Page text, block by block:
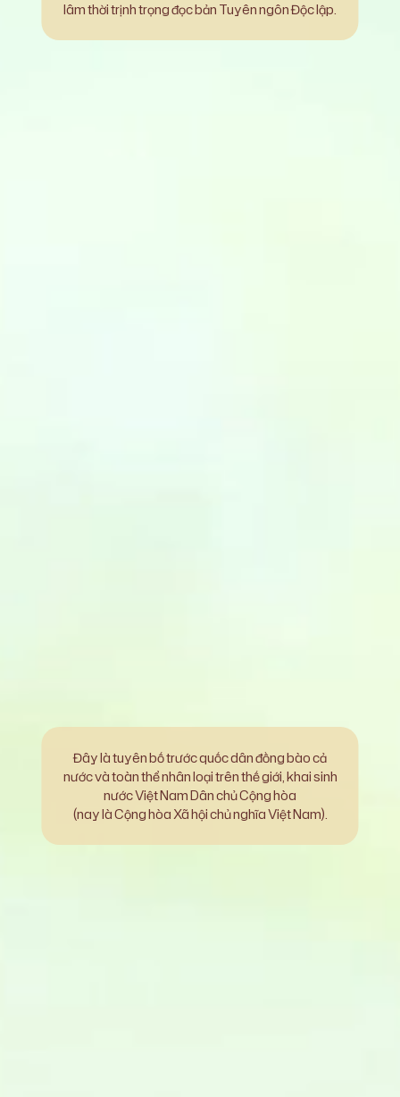
lâm thời trịnh trọng đọc bản Tuyên ngôn Độc lập.
Đây là tuyên bố trước quốc dân đồng bào cả
nước và toàn thể nhân loại trên thế giới, khai sinh
nước Việt Nam Dân chủ Cộng hòa
(nay là Cộng hòa Xã hội chủ nghĩa Việt Nam).